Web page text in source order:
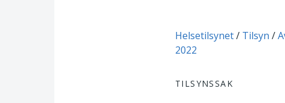
Du er her:
Helsetilsynet Tilsyn
2022
TILSYNSSAK